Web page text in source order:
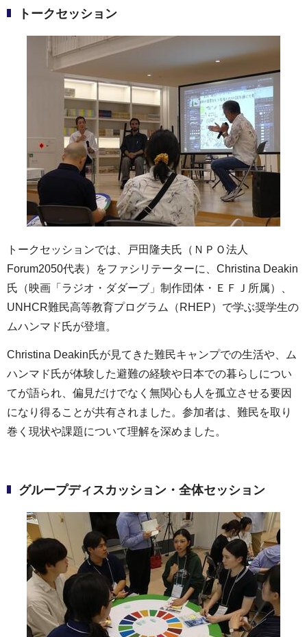
トークセッション
トークセッションでは、戸田隆夫氏（ＮＰＯ法人
Forum2050代表）をファシリテーターに、Christina Deakin
氏（映画「ラジオ・ダダーブ」制作団体・ＥＦＪ所属）、
UNHCR難民高等教育プログラム（RHEP）で学ぶ奨学生の
ムハンマド氏が登壇。
Christina Deakin氏が見てきた難民キャンプでの生活や、ム
ハンマド氏が体験した避難の経験や日本での暮らしについ
てが語られ、偏見だけでなく無関心も人を孤立させる要因
になり得ることが共有されました。参加者は、難民を取り
巻く現状や課題について理解を深めました。
グループディスカッション・全体セッション